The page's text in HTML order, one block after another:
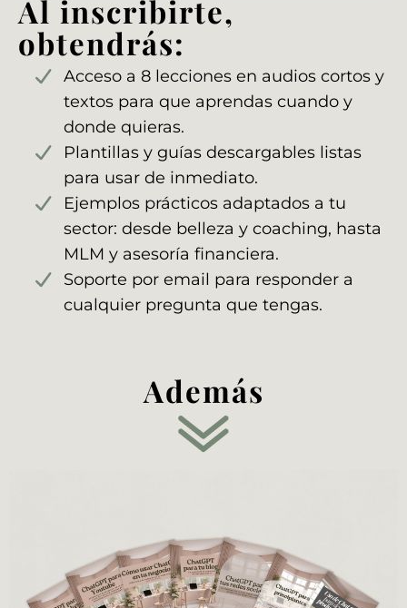
Al inscribirte,
obtendrás:
Acceso a 8 lecciones en audios cortos y
textos para que aprendas cuando y
donde quieras.
Plantillas y guías descargables listas
para usar de inmediato.
Ejemplos prácticos adaptados a tu
sector: desde belleza y coaching, hasta
MLM y asesoría financiera.
Soporte por email para responder a
cualquier pregunta que tengas.
Además